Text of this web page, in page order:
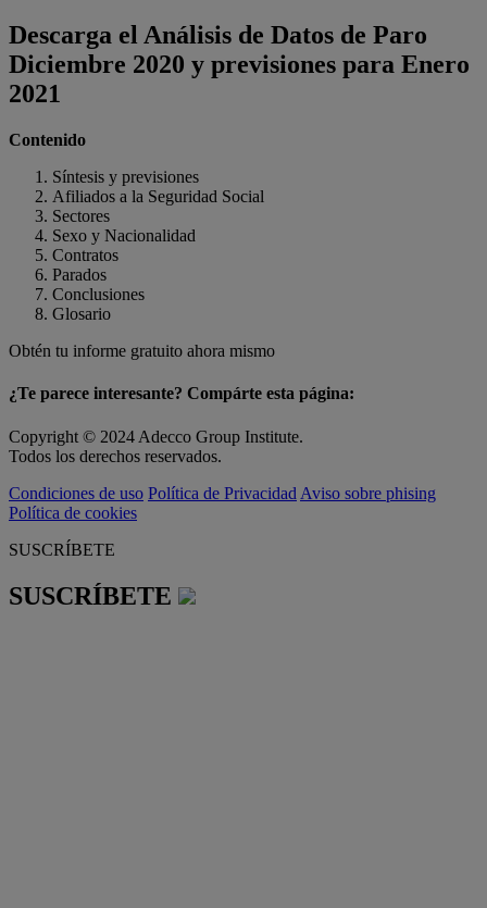
Descarga el Análisis de Datos de Paro
Diciembre 2020 y previsiones para Enero
2021
Contenido
Síntesis y previsiones
Afiliados a la Seguridad Social
Sectores
Sexo y Nacionalidad
Contratos
Parados
Conclusiones
Glosario
Obtén tu informe gratuito ahora mismo
¿Te parece interesante? Compárte esta página:
Copyright © 2024 Adecco Group Institute.
Todos los derechos reservados.
Condiciones de uso Política de Privacidad Aviso sobre phising
Política de cookies
SUSCRÍBETE
SUSCRÍBETE